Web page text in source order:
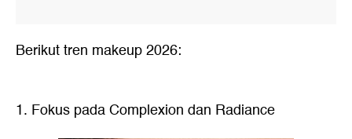
Berikut tren makeup 2026:
1. Fokus pada Complexion dan Radiance